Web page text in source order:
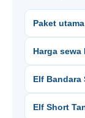
Paket
Harga sewa
Elf Bandara
Elf Short